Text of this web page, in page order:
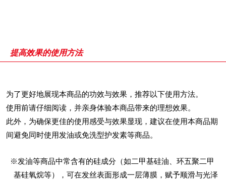
提高效果的使用方法
为了更好地展现本商品的功效与效果，推荐以下使用方法。
使用前请仔细阅读，并亲身体验本商品带来的理想效果。
此外，为确保更佳的使用感受与效果显现，建议在使用本商品期
间避免同时使用发油或免洗型护发素等商品。
※发油等商品中常含有的硅成分（如二甲基硅油、环五聚二甲
基硅氧烷等），可在发丝表面形成一层薄膜，赋予顺滑与光泽